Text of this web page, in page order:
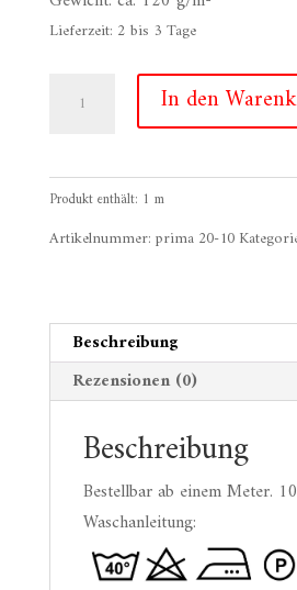
Lieferzeit: 2 bis 3 Tage
Menge
In den
Produkt enthält: 1 m
Artikelnummer: prima 20-10
Beschreibung
Rezensionen (0)
Beschreibung
Bestellbar ab einem Meter.
Waschanleitung: